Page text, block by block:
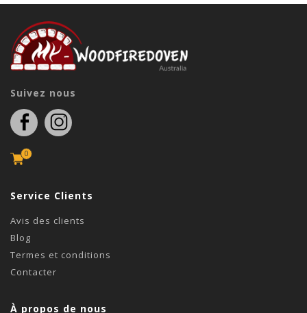
Suivez nous
0
Service Clients
Avis des clients
Blog
Termes et conditions
Contacter
À propos de nous